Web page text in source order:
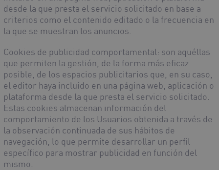
desde la que presta el servicio solicitado en base a
criterios como el contenido editado o la frecuencia en
la que se muestran los anuncios.
Cookies de publicidad comportamental: son aquéllas
que permiten la gestión, de la forma más eficaz
posible, de los espacios publicitarios que, en su caso,
el editor haya incluido en una página web, aplicación o
plataforma desde la que presta el servicio solicitado.
Estas cookies almacenan información del
comportamiento de los Usuarios obtenida a través de
la observación continuada de sus hábitos de
navegación, lo que permite desarrollar un perfil
específico para mostrar publicidad en función del
mismo.